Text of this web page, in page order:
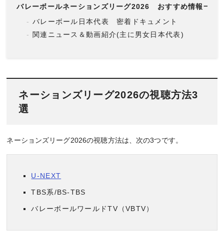
バレーボールネーションズリーグ2026 おすすめ情報一覧
バレーボール日本代表 密着ドキュメント
関連ニュース＆動画紹介(主に男女日本代表)
ネーションズリーグ2026の視聴方法3
選
ネーションズリーグ2026の視聴方法は、次の3つです。
U-NEXT
TBS系/BS-TBS
バレーボールワールドTV（VBTV）